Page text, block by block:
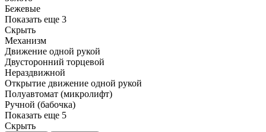
Бежевые
Показать еще 3
Скрыть
Механизм
Движение одной рукой
Двусторонний торцевой
Нераздвижной
Открытие движение одной рукой
Полуавтомат (микролифт)
Ручной (бабочка)
Показать еще 5
Скрыть